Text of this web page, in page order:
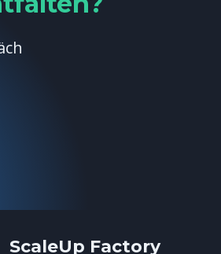
ScaleUp Factory